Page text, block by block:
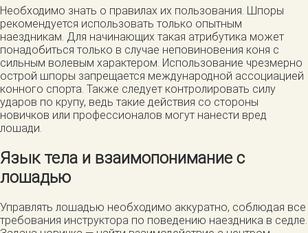
Необходимо знать о правилах их пользования. Шпоры
рекомендуется использовать только опытным
наездникам. Для начинающих такая атрибутика может
понадобиться только в случае неповиновения коня с
сильным волевым характером. Использование чрезмерно
острой шпоры запрещается международной ассоциацией
конного спорта. Также следует контролировать силу
ударов по крупу, ведь такие действия со стороны
новичков или профессионалов могут нанести вред
лошади.
Язык тела и взаимопонимание с
лошадью
Управлять лошадью необходимо аккуратно, соблюдая все
требования инструктора по поведению наездника в седле.